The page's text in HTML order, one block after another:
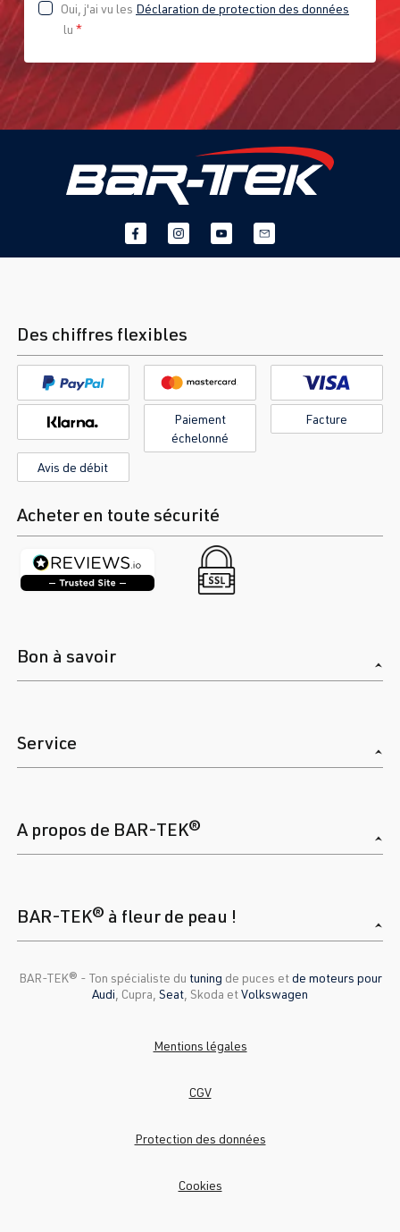
Oui, j'ai vu les Déclaration de protection des données
lu *
Des chiffres flexibles
Paiement
échelonné
Facture
Avis de débit
Acheter en toute sécurité
Bon à savoir
Service
A propos de BAR-TEK®
BAR-TEK® à fleur de peau !
BAR-TEK®️ - Ton spécialiste du tuning de puces etde moteurs pour
Audi , Cupra, Seat , Skoda etVolkswagen
Mentions légales
CGV
Protection des données
Cookies